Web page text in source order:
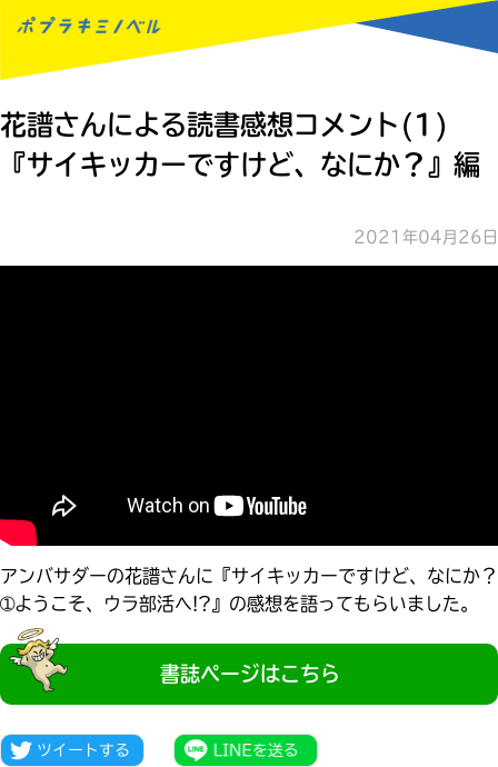
MENU
花譜さんによる読書感想コメント(1)
『サイキッカーですけど、なにか？』編
2021年04月26日
アンバサダーの花譜さんに『サイキッカーですけど、なにか？
➀ようこそ、ウラ部活へ!?』の感想を語ってもらいました。
書誌ページはこちら